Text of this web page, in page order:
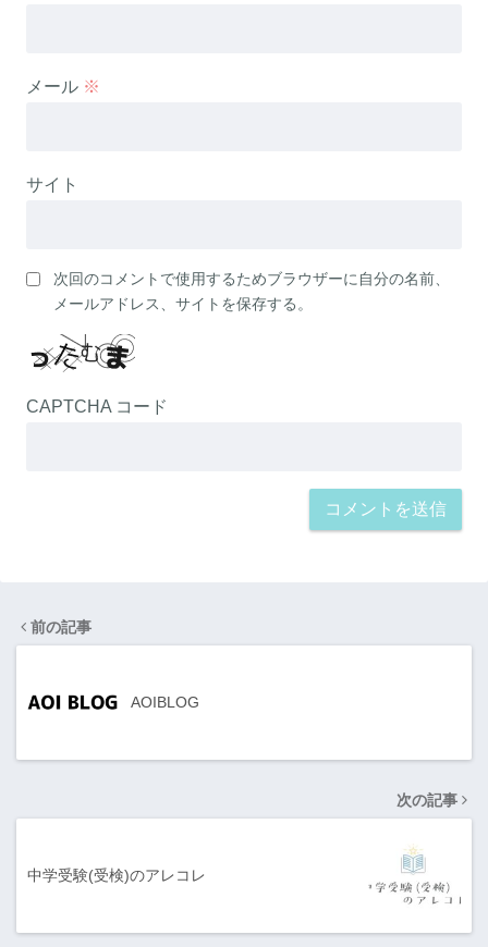
メール ※
サイト
次回のコメントで使用するためブラウザーに自分の名前、
メールアドレス、サイトを保存する。
CAPTCHA コード
前の記事
AOIBLOG
次の記事
中学受験(受検)のアレコレ